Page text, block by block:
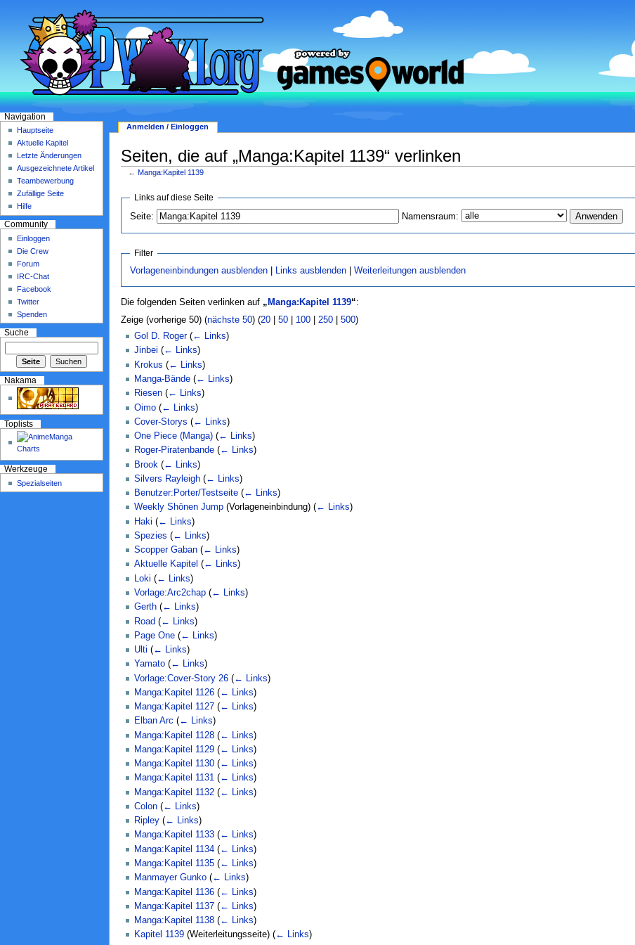
Seiten, die auf „Manga:Kapitel 1139“ verlinken
← Manga:Kapitel 1139
Links auf diese Seite
Seite:
Namensraum:
Filter
Vorlageneinbindungen ausblenden
Links ausblenden |Weiterleitungen ausblenden
Die folgenden Seiten verlinken auf „ Manga:Kapitel 1139“:
Zeige (vorherige 50) (nächste 50) (20| 50| 100| 250| 500)
Gol D. Roger (← Links)
Jinbei (← Links)
Krokus (← Links)
Manga-Bände (← Links)
Riesen (← Links)
Oimo (← Links)
Cover-Storys (← Links)
One Piece (Manga) (← Links)
Roger-Piratenbande (← Links)
Brook (← Links)
Silvers Rayleigh (← Links)
Benutzer:Porter/Testseite (← Links)
Weekly Shōnen Jump(Vorlageneinbindung) (← Links)
Haki (← Links)
Spezies (← Links)
Scopper Gaban (← Links)
Aktuelle Kapitel (← Links)
Loki (← Links)
Vorlage:Arc2chap (← Links)
Gerth (← Links)
Road (← Links)
Page One (← Links)
Ulti (← Links)
Yamato (← Links)
Vorlage:Cover-Story 26 (← Links)
Manga:Kapitel 1126 (← Links)
Manga:Kapitel 1127 (← Links)
Elban Arc (← Links)
Manga:Kapitel 1128 (← Links)
Manga:Kapitel 1129 (← Links)
Manga:Kapitel 1130 (← Links)
Manga:Kapitel 1131 (← Links)
Manga:Kapitel 1132 (← Links)
Colon (← Links)
Ripley (← Links)
Manga:Kapitel 1133 (← Links)
Manga:Kapitel 1134 (← Links)
Manga:Kapitel 1135 (← Links)
Manmayer Gunko (← Links)
Manga:Kapitel 1136 (← Links)
Manga:Kapitel 1137 (← Links)
Manga:Kapitel 1138 (← Links)
Kapitel 1139(Weiterleitungsseite) (← Links)
Anmelden / Einloggen
Navigation
Hauptseite
Aktuelle Kapitel
Letzte Änderungen
Ausgezeichnete Artikel
Teambewerbung
Zufällige Seite
Hilfe
Community
Einloggen
Die Crew
Forum
IRC-Chat
Facebook
Twitter
Spenden
Suche
Nakama
Toplists
Werkzeuge
Spezialseiten